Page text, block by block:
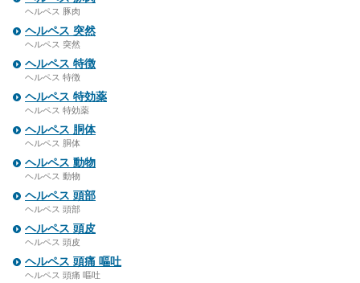
ヘルペス 豚肉
ヘルペス 突然
ヘルペス 突然
ヘルペス 特徴
ヘルペス 特徴
ヘルペス 特効薬
ヘルペス 特効薬
ヘルペス 胴体
ヘルペス 胴体
ヘルペス 動物
ヘルペス 動物
ヘルペス 頭部
ヘルペス 頭部
ヘルペス 頭皮
ヘルペス 頭皮
ヘルペス 頭痛 嘔吐
ヘルペス 頭痛 嘔吐